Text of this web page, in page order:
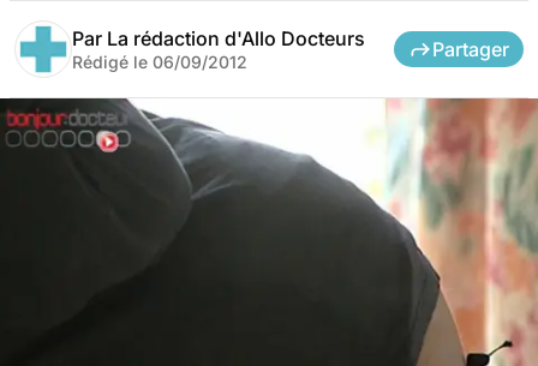
Par La rédaction d'Allo Docteurs
Rédigé le 06/09/2012
Partager